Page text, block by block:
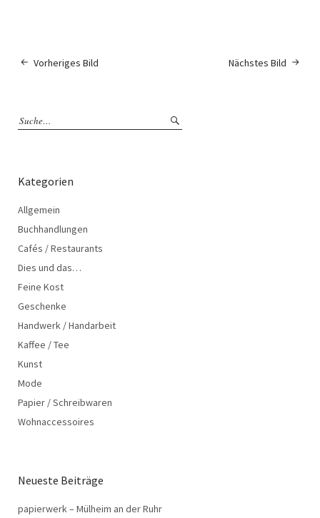
Nächstes Bild
Vorheriges Bild
Kategorien
Allgemein
Buchhandlungen
Cafés / Restaurants
Dies und das…
Feine Kost
Geschenke
Handwerk / Handarbeit
Kaffee / Tee
Kunst
Mode
Papier / Schreibwaren
Wohnaccessoires
Neueste Beiträge
papierwerk – Mülheim an der Ruhr